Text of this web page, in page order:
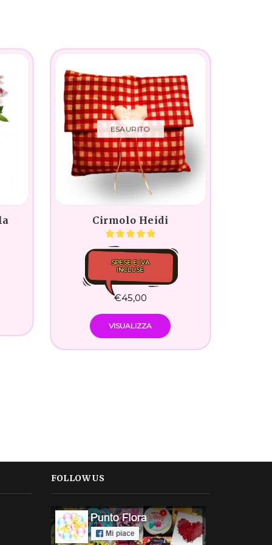
ESAURITO
Cirmolo Heidi
SPESE E IVA
INCLUSE
€45,00
VISUALIZZA
FOLLOW US